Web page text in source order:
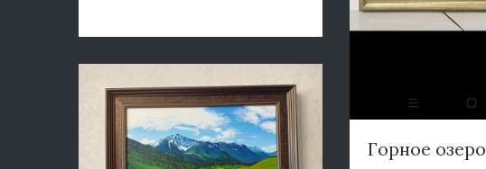
Горное озеро